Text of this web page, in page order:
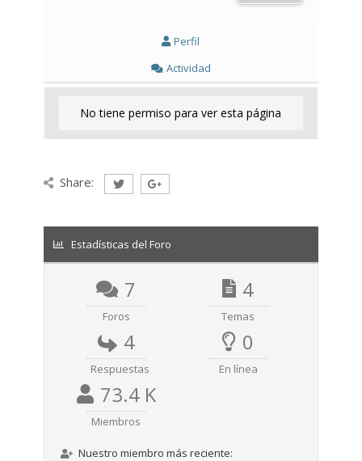
Perfil
Actividad
No tiene permiso para ver esta página
Share:
Estadísticas del Foro
7
Foros
4
Temas
4
Respuestas
0
En línea
73.4 K
Miembros
Nuestro miembro más reciente: